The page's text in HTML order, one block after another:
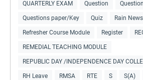
QUARTERLY EXAM Question
Questions paper/Key Quiz Rain News
Refresher Course Module Register
REMEDIAL TEACHING MODULE
REPUBLIC DAY /INDEPENDENCE DAY
RH Leave RMSA RTE S S(A)